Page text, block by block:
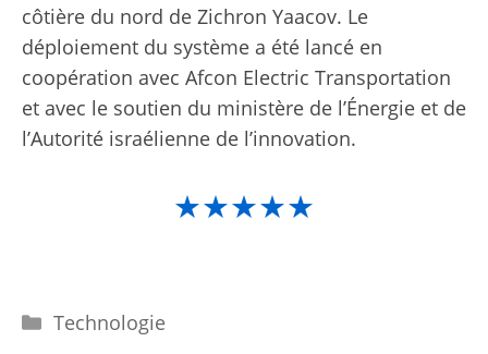
côtière du nord de Zichron Yaacov. Le
déploiement du système a été lancé en
coopération avec Afcon Electric Transportation
et avec le soutien du ministère de l’Énergie et de
l’Autorité israélienne de l’innovation.
★★★★★
Catégories
Technologie